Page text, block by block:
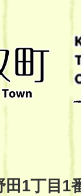
田1丁目1